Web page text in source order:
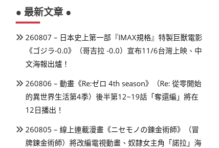
● 最新文章 ●
260807 – 日本史上第一部『IMAX規格』特製巨獸電影
《ゴジラ-0.0》（哥吉拉 -0.0）宣布11/6台灣上映、中
文海報出爐！
260806 – 動畫《Re:ゼロ 4th season》（Re: 從零開始
的異世界生活第4季）後半第12~19話「奪還編」將在
12日播出！
260805 – 線上連載漫畫《ニセモノの錬金術師》（冒
牌鍊金術師）將改編電視動畫、奴隸女主角「諾拉」海